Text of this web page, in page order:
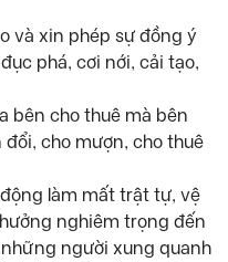
và xin phép sự đồng ý
phá, cơi nới, cải tạo,
bên cho thuê mà bên
cho mượn, cho thuê
làm mất trật tự, vệ
nghiêm trọng đến
người xung quanh